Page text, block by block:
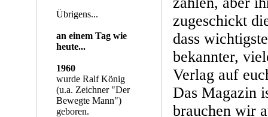
Übrigens...
an einem Tag wie
heute...
1960
wurde Ralf König
(u.a. Zeichner "Der
Bewegte Mann")
geboren.
zugeschickt
dass
bekannter,
Verlag auf
Das Magazin
brauchen wir